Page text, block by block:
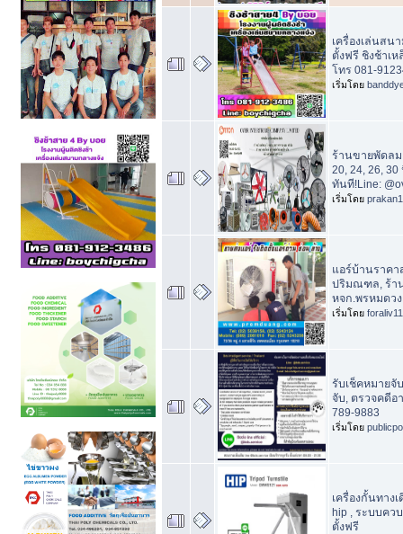
เครื่องเล่นสน
ตั้งฟรี ชิงช้าเ
โทร 081-
เริ่มโดย
ร้านขายพัดล
20, 24, 26,
ทันที!Line:
เริ่มโดย
แอร์บ้านราคา
ปริมณฑล, ร้า
หจก.พรหมดว
เริ่มโดย foraliv11
รับเช็คหมายจั
จับ, ตรวจคดีอ
789-9883
เริ่มโดย
เครื่องกั้นทาง
hip , ระบบคว
ตั้งฟรี